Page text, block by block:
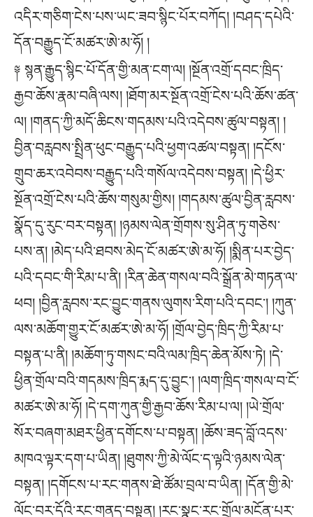
འདིར་གཅིག་ངེས་པས་ཡང་ཟབ་སྙིང་པོར་བཀོད། །བཤད་དཔེའི་
དོན་བརྒྱུད་ངོ་མཚར་ཨེ་མ་ཧོ། །
༈ སྙན་རྒྱུད་སྙིང་པོ་དོན་གྱི་མན་ངག་ལ། །སྔོན་འགྲོ་དབང་ཁྲིད་
རྒྱབ་ཆོས་རྣམ་བཞི་ལས། །ཐོག་མར་སྔོན་འགྲོ་ངེས་པའི་ཆོས་ཚན་
ལ། །གནད་ཀྱི་མདོ་ཆིངས་གདམས་པའི་འདེབས་ཚུལ་བསྟན། །
བྱིན་བརླབས་སྤྲིན་ཕུང་བརྒྱུད་པའི་ཕྱག་འཚལ་བསྟན། །དངོས་
གྲུབ་ཆར་འབེབས་བརྒྱུད་པའི་གསོལ་འདེབས་བསྟན། །དེ་ཕྱིར་
སྔོན་འགྲོ་ངེས་པའི་ཆོས་གསུམ་གྱིས། །གདམས་ཚུལ་བྱིན་རླབས་
སྣོད་དུ་རུང་བར་བསྟན། །ཉམས་ལེན་གྲོགས་སུ་ཤིན་ཏུ་གཅེས་
པས་ན། །མེད་པའི་ཐབས་མེད་ངོ་མཚར་ཨེ་མ་ཧོ། །སྨིན་པར་བྱེད་
པའི་དབང་གི་རིམ་པ་ནི། །རིན་ཆེན་གསལ་བའི་སྒྲོན་མེ་གཏན་ལ་
ཕབ། །བྱིན་རླབས་རང་བྱུང་གནས་ལུགས་རིག་པའི་དབང༌། །ཀུན་
ལས་མཆོག་གྱུར་ངོ་མཚར་ཨེ་མ་ཧོ། །གྲོལ་བྱེད་ཁྲིད་ཀྱི་རིམ་པ་
བསྟན་པ་ནི། །མཆོག་ཏུ་གསང་བའི་ལམ་ཁྲིད་ཆེན་མོས་ཏེ། །དེ་
ཕྱིན་གྲོལ་བའི་གདམས་ཁྲིད་རྨད་དུ་བྱུང༌། །ལག་ཁྲིད་གསལ་བ་ངོ་
མཚར་ཨེ་མ་ཧོ། །དེ་དག་ཀུན་གྱི་རྒྱབ་ཆོས་རིམ་པ་ལ། །ཡེ་གྲོལ་
སོར་བཞག་མཐར་ཕྱིན་དགོངས་པ་བསྟན། །ཆོས་ཟད་བློ་འདས་
མཁའ་ལྟར་དག་པ་ཡིན། །ཐུགས་ཀྱི་མེ་ལོང་ད་ལྟའི་ཉམས་ལེན་
བསྟན། །དགོངས་པ་རང་གནས་ཐེ་ཚོམ་བྲལ་བ་ཡིན། །དོན་གྱི་མེ་
ལོང་བར་དོའི་རང་གནད་བསྟན། །རང་སྣང་རང་གྲོལ་མངོན་པར་